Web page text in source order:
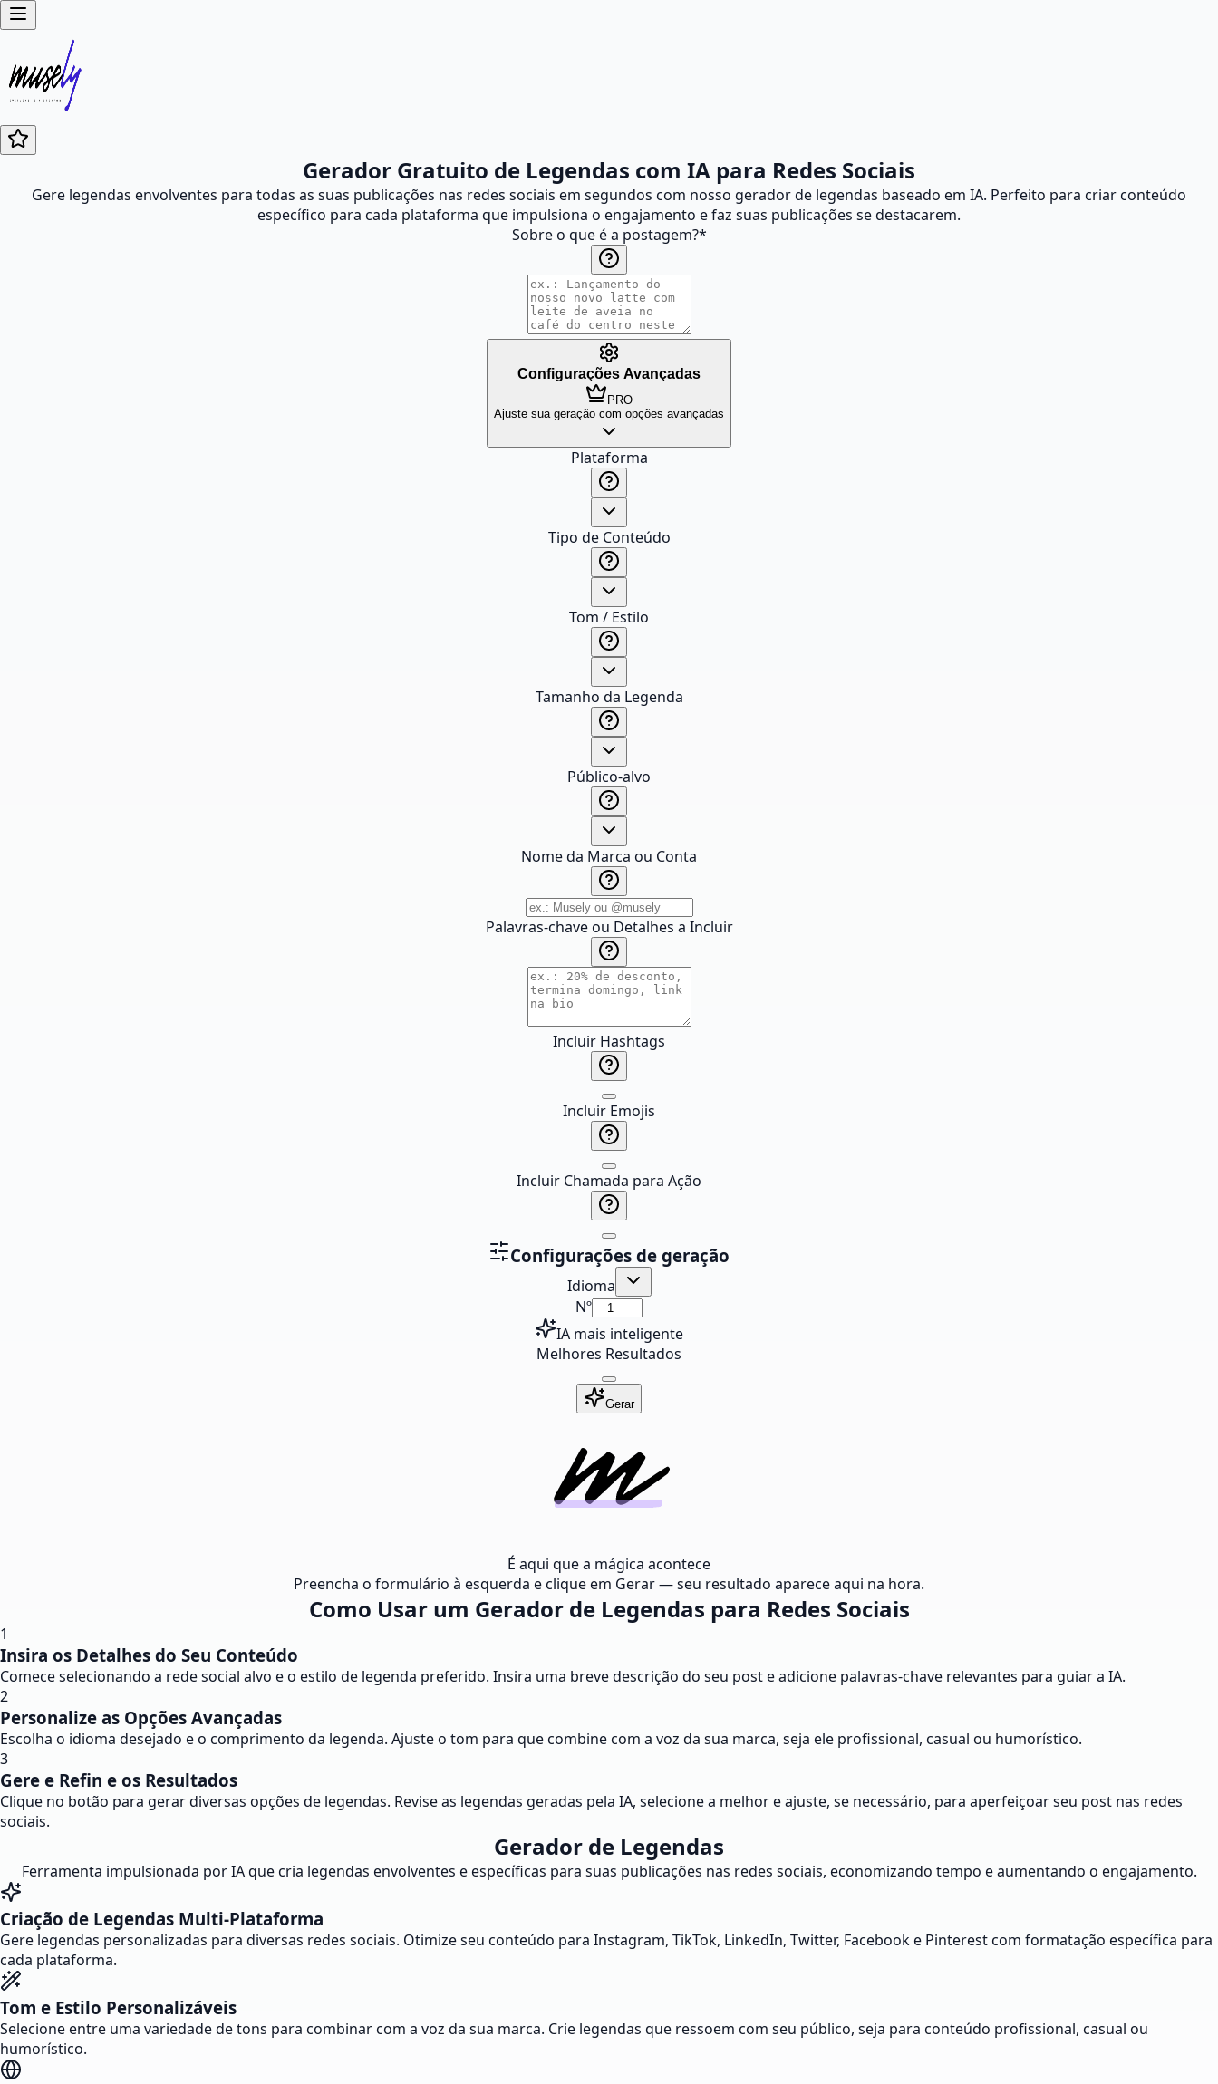
Gerador Gratuito de Legendas com IA para Redes Sociais
Gere legendas envolventes para todas as suas publicações nas redes sociais em segundos com nosso gerador de legendas baseado em IA. Perfeito para criar conteúdo
específico para cada plataforma que impulsiona o engajamento e faz suas publicações se destacarem.
Sobre o que é a postagem?*
Configurações Avançadas
PRO
Ajuste sua geração com opções avançadas
Plataforma
Tipo de Conteúdo
Tom / Estilo
Tamanho da Legenda
Público-alvo
Nome da Marca ou Conta
Palavras-chave ou Detalhes a Incluir
Incluir Hashtags
Incluir Emojis
Incluir Chamada para Ação
Configurações de geração
Idioma
Nº
IA mais inteligente
Melhores Resultados
Gerar
É aqui que a mágica acontece
Preencha o formulário à esquerda e clique em Gerar — seu resultado aparece aqui na hora.
Como Usar um Gerador de Legendas para Redes Sociais
1
Insira os Detalhes do Seu Conteúdo
Comece selecionando a rede social alvo e o estilo de legenda preferido. Insira uma breve descrição do seu post e adicione palavras-chave relevantes para guiar a IA.
2
Personalize as Opções Avançadas
Escolha o idioma desejado e o comprimento da legenda. Ajuste o tom para que combine com a voz da sua marca, seja ele profissional, casual ou humorístico.
3
Gere e Refin e os Resultados
Clique no botão para gerar diversas opções de legendas. Revise as legendas geradas pela IA, selecione a melhor e ajuste, se necessário, para aperfeiçoar seu post nas redes
sociais.
Gerador de Legendas
Ferramenta impulsionada por IA que cria legendas envolventes e específicas para suas publicações nas redes sociais, economizando tempo e aumentando o engajamento.
Criação de Legendas Multi-Plataforma
Gere legendas personalizadas para diversas redes sociais. Otimize seu conteúdo para Instagram, TikTok, LinkedIn, Twitter, Facebook e Pinterest com formatação específica para
cada plataforma.
Tom e Estilo Personalizáveis
Selecione entre uma variedade de tons para combinar com a voz da sua marca. Crie legendas que ressoem com seu público, seja para conteúdo profissional, casual ou
humorístico.